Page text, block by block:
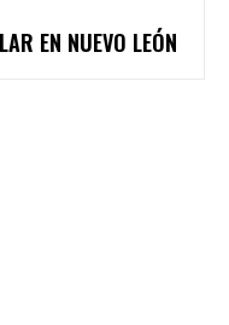
EN NUEVO LEÓN